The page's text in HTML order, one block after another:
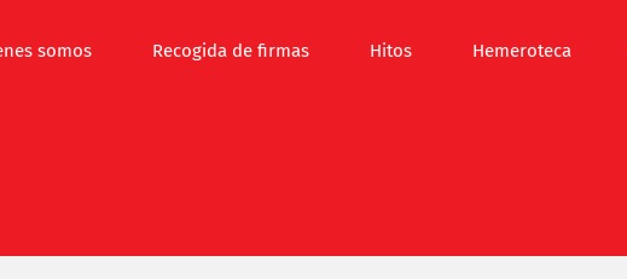
somos Recogida de firmas Hitos Hemeroteca